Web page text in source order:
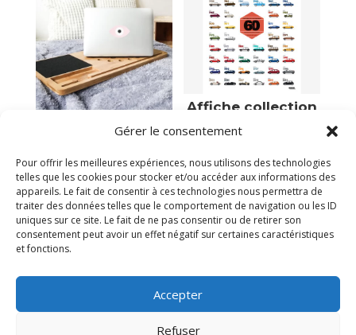
Gérer le consentement
Pour offrir les meilleures expériences, nous utilisons des technologies
telles que les cookies pour stocker et/ou accéder aux informations des
appareils. Le fait de consentir à ces technologies nous permettra de
traiter des données telles que le comportement de navigation ou les ID
uniques sur ce site. Le fait de ne pas consentir ou de retirer son
consentement peut avoir un effet négatif sur certaines caractéristiques
et fonctions.
Accepter
Refuser
Support en bois
pour ordinateur
36,95€
Plus que 1 en stock
Affiche collection
mythiques
39,00€
Plus que 1 en stock